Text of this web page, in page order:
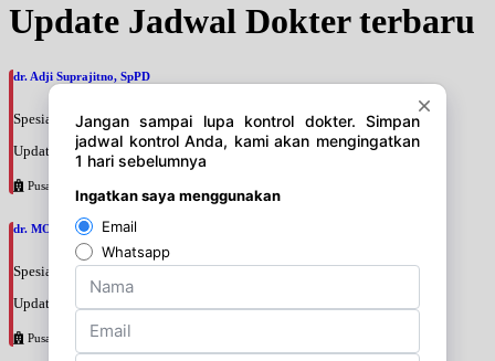
Update Jadwal Dokter terbaru
dr. Adji Suprajitno, SpPD
Spesialis: Penyakit Dalam
Update terakhir: 2026-08-07 20:37:59
Pusat Pertamina
dr. MOCHAMAD PASHA, SpPD
Spesialis: Penyakit Dalam
Update terakhir: 2026-08-07 20:35:45
Pusat Pertamina